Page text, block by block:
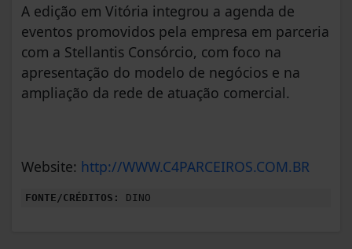
A edição em Vitória integrou a agenda de
eventos promovidos pela empresa em parceria
com a Stellantis Consórcio, com foco na
apresentação do modelo de negócios e na
ampliação da rede de atuação comercial.
Website: http://WWW.C4PARCEIROS.COM.BR
FONTE/CRÉDITOS: DINO